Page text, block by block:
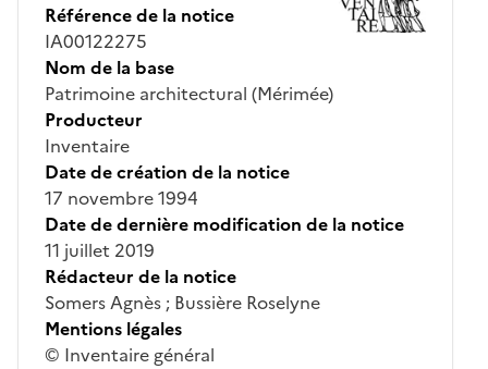
Référence de la notice
IA00122275
Nom de la base
Patrimoine architectural (Mérimée)
Producteur
Inventaire
Date de création de la notice
17 novembre 1994
Date de dernière modification de la notice
11 juillet 2019
Rédacteur de la notice
Somers Agnès ; Bussière Roselyne
Mentions légales
© Inventaire général